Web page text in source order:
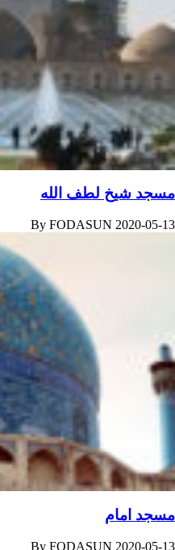
مسجد شیخ لطف الله
By FODASUN 2020-05-13
مسجد امام
By FODASUN 2020-05-13